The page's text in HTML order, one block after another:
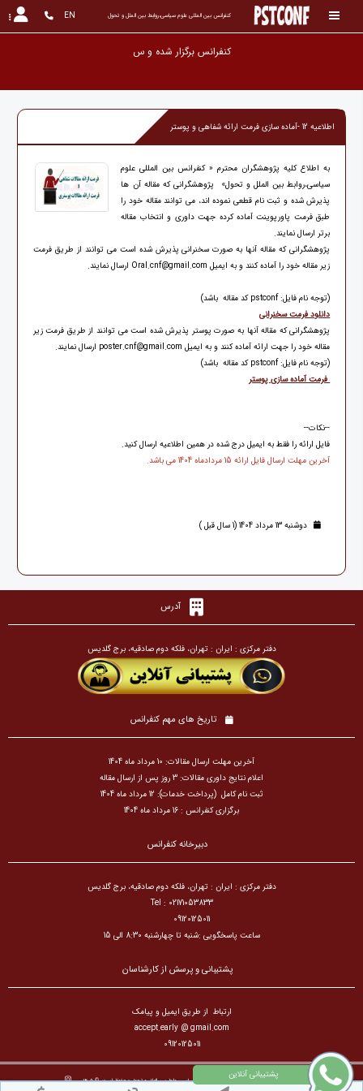
کنفرانس بین المللی علوم سیاسی،روابط بین الملل و تحول EN
کنفرانس برگزار ش
اطلاعیه 12 -آماده سازی فرمت ارائه شفاهی و پوستر
به اطلاع کلیه پژوهشگران محترم « کنفرانس بین المللی علوم
سیاسی،روابط بین الملل و تحول» پژوهشگرانی که مقاله آن ها
پذیرش شده و ثبت نام قطعی نموده اند، می توانند مقاله خود را
طبق فرمت پاورپوینت آماده کرده جهت داوری و انتخاب مقاله
برتر ارسال نمایند.
پژوهشگرانی که مقاله آنها به صورت سخنرانی پذیرش شده است می توانند از طریق فرمت
زیر مقاله خود را آماده کنند و به ایمیل Oral.cnf@gmail.com ارسال نمایند.
(توجه نام فایل: pstconf کد مقاله باشد)
دانلود فرمت سخنرانی
پژوهشگرانی که مقاله آنها به صورت پوستر پذیرش شده است می توانند از طریق فرمت زیر
مقاله خود را جهت ارائه آماده کنند و به ایمیل poster.cnf@gmail.com ارسال نمایند.
(توجه نام فایل: pstconf کد مقاله باشد)
فرمت آماده سازی پوستر
--نکات--
فایل ارائه را فقط به ایمیل درج شده در همین اطلاعیه ارسال کنید.
آخرین مهلت ارسال فایل ارائه 15 مردادماه 1404 می باشد.
دوشنبه 13 مرداد 1404 (1 سال قبل )
آدرس
دفتر مرکزی : ایران : تهران، فلکه دوم صادقیه، برج گلدیس
تاریخ های مهم کنفرانس
آخرین مهلت ارسال مقالات: 10 مرداد ماه 1404
اعلام نتایج داوری مقالات: 3 روز پس از ارسال مقاله
ثبت نام کامل (پرداخت خدمات): 12 مرداد ماه 1404
برگزاری کنفرانس : 16 مرداد ماه 1404
دبیرخانه کنفرانس
دفتر مرکزی : ایران : تهران، فلکه دوم صادقیه، برج گلدیس
Tel : 02171053833
09120125011
ساعت پاسخگویی :شنبه تا چهارشنبه 8:30 الی 15
پشتیبانی و پرسش از کارشناسان
ارتباط از طریق ایمیل و پیامک
accept.early @ gmail.com
09120125011
تمام حقوق مادی و معنوی برای کنفرانس بین المللی علوم سیاسی،روابط بین الملل و تحول محفوظ است. © ۱۴۰۵